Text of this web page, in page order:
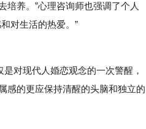
养。”心理咨询师也强调了个人
对生活的热爱。”
对现代人婚恋观念的一次警醒，
感的更应保持清醒的头脑和独立的